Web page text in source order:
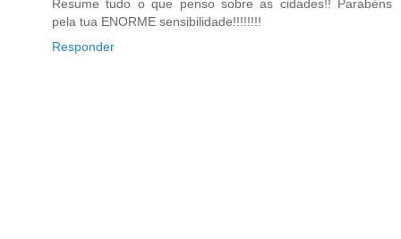
Resume tudo o que penso sobre as cidades!! Parabéns
pela tua ENORME sensibilidade!!!!!!!!
Responder